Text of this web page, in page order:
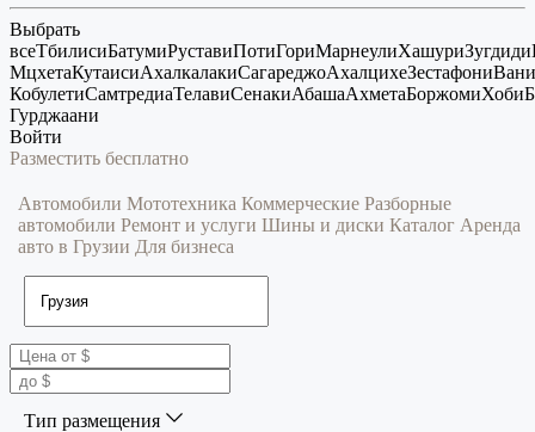
Выбрать
всеТбилисиБатумиРуставиПотиГориМарнеулиХашуриЗугдиди
МцхетаКутаисиАхалкалакиСагареджоАхалцихеЗестафониВани
КобулетиСамтредиаТелавиСенакиАбашаАхметаБоржомиХоби
Гурджаани
Войти
Разместить бесплатно
Автомобили Мототехника Коммерческие Разборные
автомобили Ремонт и услуги Шины и диски Каталог Аренда
авто в Грузии Для бизнеса
Тип размещения